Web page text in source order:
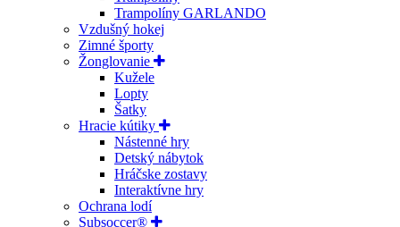
Trampolíny GARLANDO
Vzdušný hokej
Zimné športy
Žonglovanie
Kužele
Lopty
Šatky
Hracie kútiky
Nástenné hry
Detský nábytok
Hráčske zostavy
Interaktívne hry
Ochrana lodí
Subsoccer®